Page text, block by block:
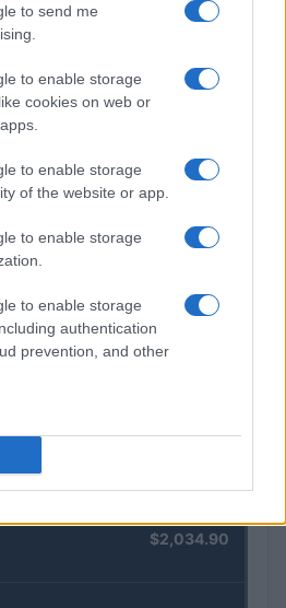
to send me
to enable storage
cookies on web or
to enable storage
of the website or app.
to enable storage
to enable storage
authentication
prevention, and other
um portfólio resiliente a longo prazo
(Terra
$2,034.90